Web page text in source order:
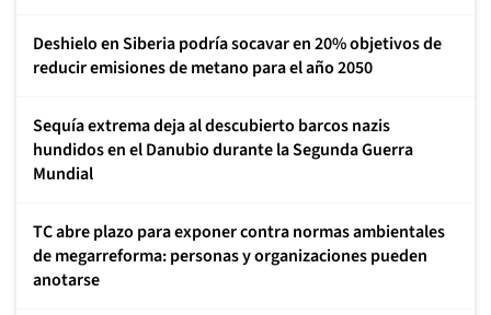
Deshielo en Siberia podría socavar en 20% objetivos de
reducir emisiones de metano para el año 2050
Sequía extrema deja al descubierto barcos nazis
hundidos en el Danubio durante la Segunda Guerra
Mundial
TC abre plazo para exponer contra normas ambientales
de megarreforma: personas y organizaciones pueden
anotarse